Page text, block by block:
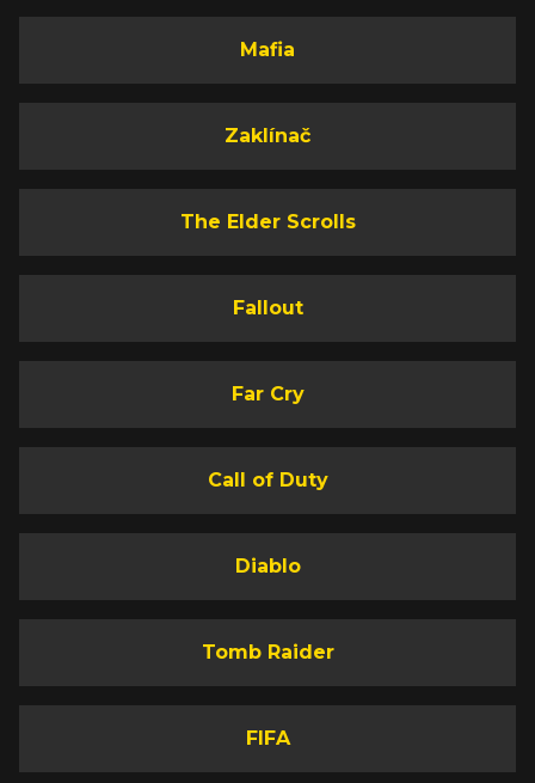
Mafia
Zaklínač
The Elder Scrolls
Fallout
Far Cry
Call of Duty
Diablo
Tomb Raider
FIFA